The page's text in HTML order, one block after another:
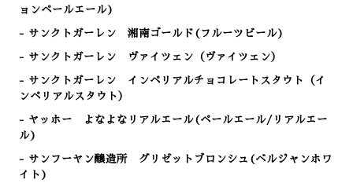
ョンペールエール)
- サンクトガーレン 湘南ゴールド(フルーツビール)
- サンクトガーレン ヴァイツェン（ヴァイツェン）
- サンクトガーレン インペリアルチョコレートスタウト（イ
ンペリアルスタウト）
- ヤッホー よなよなリアルエール(ペールエール/リアルエー
ル)
- サンフーヤン醸造所 グリゼットブロンシュ(ベルジャンホワ
イト)